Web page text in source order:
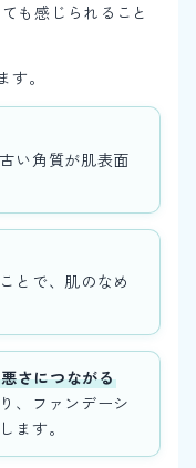
も感じられること
。
い角質が肌表面
とで、肌のなめ
さにつながる
、ファンデーシ
ます。